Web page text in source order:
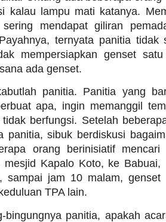
kalau lampu mati katanya.
mendapat giliran
ternyata panitia tidak
mempersiapkan genset
ada genset.
panitia. Panitia yang
apa, ingin memanggil
berfungsi. Setelah
panitia, sibuk berdiskusi
orang berinisiatif
mesjid Kapalo Koto, ke
sampai jam 10 malam,
TPA lain.
bingungnya panitia, apakah